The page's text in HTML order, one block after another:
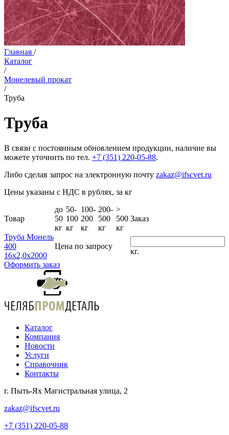
Главная /
Каталог
/
Монелевый прокат
/
Труба
Труба
В связи с постоянным обновлением продукции, наличие вы
можете уточнить по тел. +7 (351) 220-05-88.
Либо сделав запрос на электронную почту zakaz@ifscvet.ru
Цены указаны с НДС в рублях, за кг
Товар
до
50
кг
50-
100
кг
100-
200
кг
200-
500
кг
>
500
кг
Заказ
Труба Монель
400
16х2,0х2000
Цена по запросу
кг.
Оформить заказ
Каталог
Компания
Новости
Услуги
Справочник
Контакты
г. Пыть-Ях Магистральная улица, 2
zakaz@ifscvet.ru
+7 (351) 220-05-88